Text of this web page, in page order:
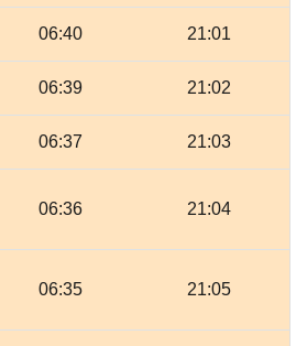
06:40 21:01
06:39 21:02
06:37 21:03
06:36 21:04
06:35 21:05